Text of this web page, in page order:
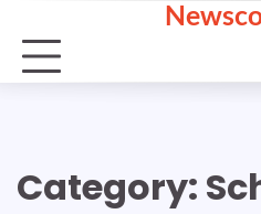
content
Category: